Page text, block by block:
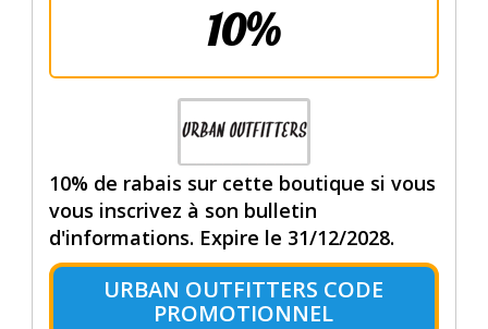
10%
10% de rabais sur cette boutique si vous
vous inscrivez à son bulletin
d'informations. Expire le 31/12/2028.
URBAN OUTFITTERS CODE
PROMOTIONNEL